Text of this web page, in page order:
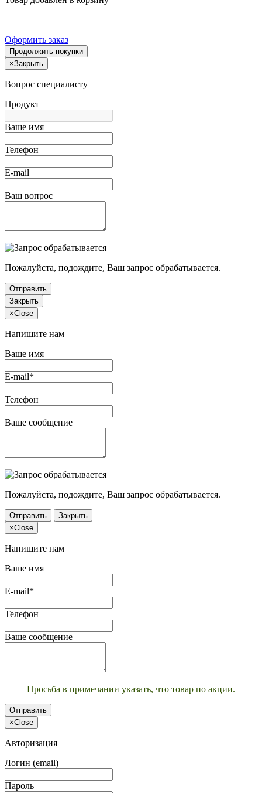
Оформить заказ
Продолжить покупки
×Закрыть
Вопрос специалисту
Продукт
Ваше имя
Телефон
E-mail
Ваш вопрос
Пожалуйста, подождите, Ваш запрос обрабатывается.
Отправить
Закрыть
×Close
Напишите нам
Ваше имя
E-mail*
Телефон
Ваше сообщение
Пожалуйста, подождите, Ваш запрос обрабатывается.
Отправить
Закрыть
×Close
Напишите нам
Ваше имя
E-mail*
Телефон
Ваше сообщение
Просьба в примечании указать, что товар по акции.
Отправить
×Close
Авторизация
Логин (email)
Пароль